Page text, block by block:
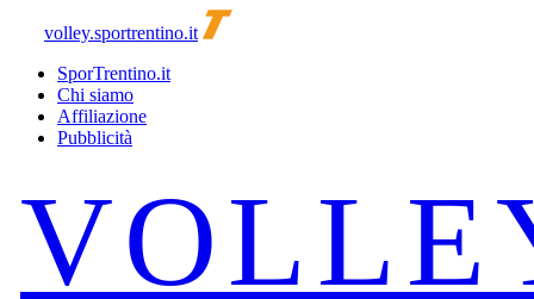
volley.sportrentino.it
SporTrentino.it
Chi siamo
Affiliazione
Pubblicità